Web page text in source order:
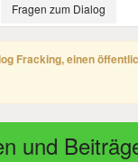
Fragen zum Dialog
Fracking, einen
und